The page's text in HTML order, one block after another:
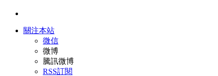
關注本站
微信
微博
騰訊微博
RSS訂閱